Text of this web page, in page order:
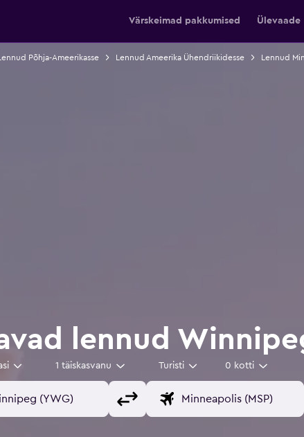
Värskeimad pakkumised Ülevaade
Põhja-Ameerikasse Lennud Ameerika Ühendriikidesse Lennud
lennud
1 täiskasvanu Turisti 0 kotti